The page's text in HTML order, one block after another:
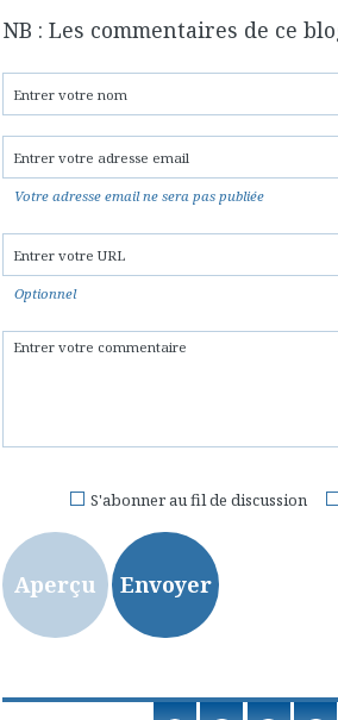
NB : Les commentaires de ce
Votre adresse email ne sera pas publiée
Optionnel
S'abonner au fil de discussion